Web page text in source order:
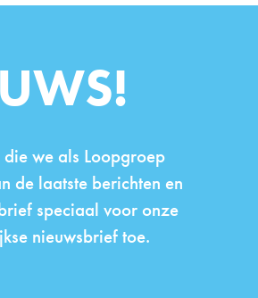
we als Loopgroep
de laatste berichten en
speciaal voor onze
nieuwsbrief toe.